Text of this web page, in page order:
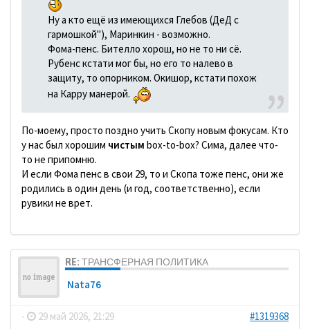
Ну а кто ещё из имеющихся Глебов (ДеД с
гармошкой"), Маринкин - возможно.
Фома-пенс. Бителло хорош, но не то ни сё.
Рубенс кстати мог бы, но его то налево в
защиту, то опорником. Окишор, кстати похож
на Карру манерой.
По-моему, просто поздно учить Скопу новым фокусам. Кто
у нас был хорошим чистым box-to-box? Сима, далее что-
то не припомню.
И если Фома пенс в свои 29, то и Скопа тоже пенс, они же
родились в один день (и год, соответственно), если
рувики не врет.
RE: ТРАНСФЕРНАЯ ПОЛИТИКА
Nata76
- 29 май 2026, 21:29
#1319368